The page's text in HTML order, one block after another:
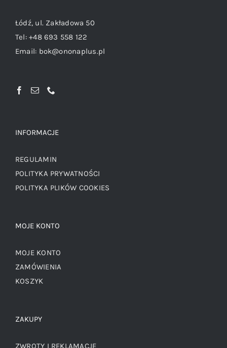
Łódź, ul. Zakładowa 50
Tel:+48 693 558 122
Email: bok@ononaplus.pl
INFORMACJE
REGULAMIN
POLITYKA PRYWATNOŚCI
POLITYKA PLIKÓW COOKIES
MOJE KONTO
MOJE KONTO
ZAMÓWIENIA
KOSZYK
ZAKUPY
ZWROTY I REKLAMACJE